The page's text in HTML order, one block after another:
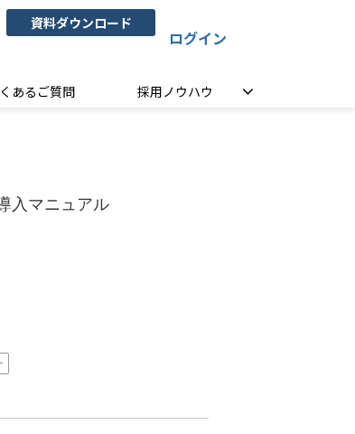
資料ダウンロード
ログイン
あるご質問 採用ノウハウ
入マニュアル